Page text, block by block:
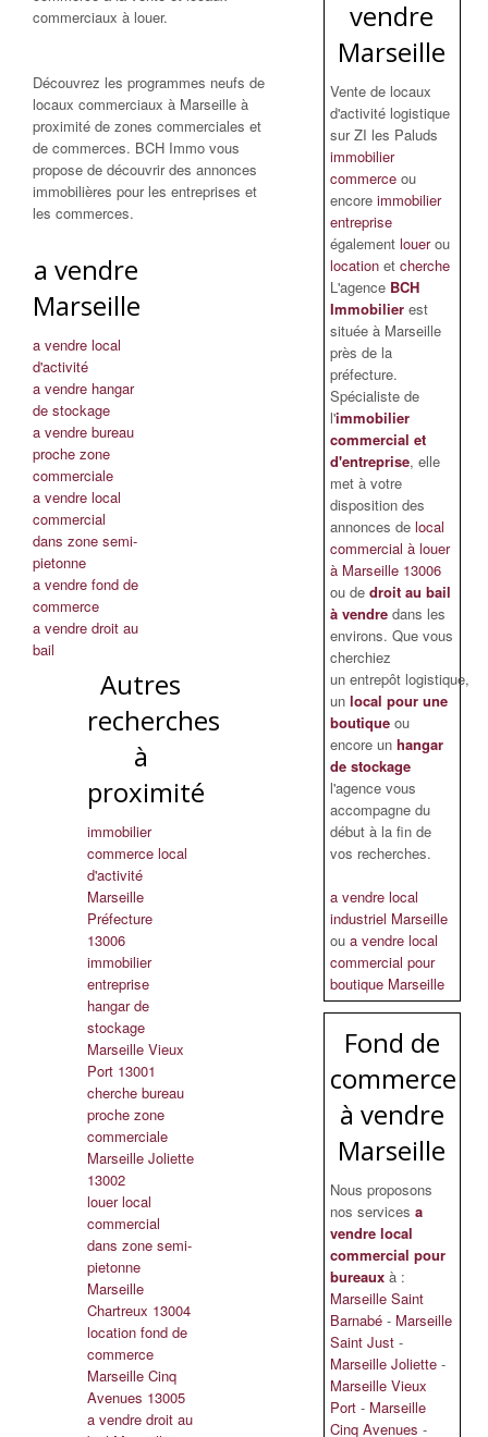
commerciaux à louer.
Découvrez les programmes neufs de
locaux commerciaux à Marseille à
proximité de zones commerciales et
de commerces. BCH Immo vous
propose de découvrir des annonces
immobilières pour les entreprises et
les commerces.
a vendre
Marseille
a vendre local
d'activité
a vendre hangar
de stockage
a vendre bureau
proche zone
commerciale
a vendre local
commercial
dans zone semi-
pietonne
a vendre fond de
commerce
a vendre droit au
bail
Autres
recherches
à
proximité
immobilier
commerce local
d'activité
Marseille
Préfecture
13006
immobilier
entreprise
hangar de
stockage
Marseille Vieux
Port 13001
cherche bureau
proche zone
commerciale
Marseille Joliette
13002
louer local
commercial
dans zone semi-
pietonne
Marseille
Chartreux 13004
location fond de
commerce
Marseille Cinq
Avenues 13005
a vendre droit au
vendre
Marseille
Vente de locaux
d'activité logistique
sur ZI les Paluds
immobilier
commerce ou
encore immobilier
entreprise
également louerou
location et cherche
L'agence BCH
Immobilierest
située à Marseille
près de la
préfecture.
Spécialiste de
l'immobilier
commercial et
d'entreprise, elle
met à votre
disposition des
annonces de local
commercial à louer
à Marseille 13006
ou de droit au bail
à vendredans les
environs. Que vous
cherchiez
un entrepôt logistique,
un local pour une
boutiqueou
encore un hangar
de stockage
l'agence vous
accompagne du
début à la fin de
vos recherches.
a vendre local
industriel Marseille
ou a vendre local
commercial pour
boutique Marseille
Fond de
commerce
à vendre
Marseille
Nous proposons
nos services a
vendre local
commercial pour
bureauxà :
Marseille Saint
Barnabé - Marseille
Saint Just -
Marseille Joliette -
Marseille Vieux
Port - Marseille
Cinq Avenues -